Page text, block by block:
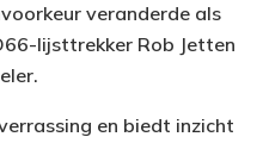
veranderde als
lijsttrekker Rob Jetten
en biedt inzicht